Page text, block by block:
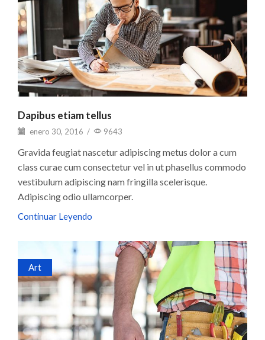
Dapibus etiam tellus
enero 30, 2016 / 9643
Gravida feugiat nascetur adipiscing metus dolor a cum
class curae cum consectetur vel in ut phasellus commodo
vestibulum adipiscing nam fringilla scelerisque.
Adipiscing odio ullamcorper.
Continuar Leyendo
Art